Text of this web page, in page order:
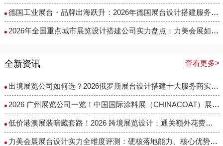
德国工业展台・品牌出海跃升：2026年德国展台设计搭建服务商选择指南
​2026年全国重点城市展览设计搭建公司实力盘点：力美会展如何做到性价比与专业度兼得？
全新资讯 查看更多>
出境展览公司如何选？2026俄罗斯展台设计搭建十大服务商实力盘点
2026 广州展览公司一览！中国国际涂料展（CHINACOAT）展台设计搭建服务商推荐
低价港澳展装暗藏套路！2026 跨境展览设计：通关额外花费避雷指南
力美会展展台设计实力全维度评测：硬核落地能力、核心优势与适配场景解析